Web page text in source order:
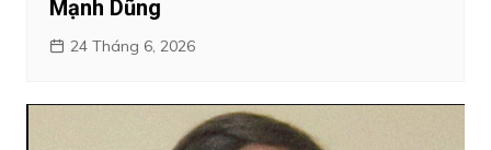
Mạnh Dũng
24 Tháng 6, 2026